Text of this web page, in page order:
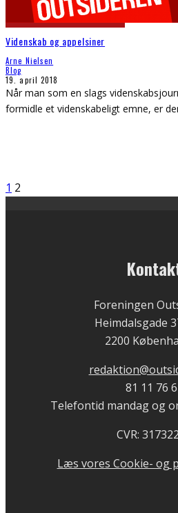
Videnskab og appelsiner
Arne Nielsen
Blog
19. april 2018
Når man som en slags
formidle et videnskabeligt emne, er
1 2
Foreningen
Heimdalsgade
2200
81 11 76
Telefontid mandag og
CVR:
Læs vores Cookie- og